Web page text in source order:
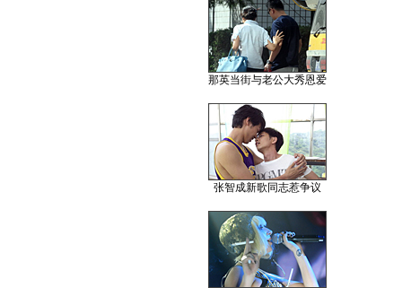
那英当街与老公大秀恩爱
张智成新歌同志惹争议